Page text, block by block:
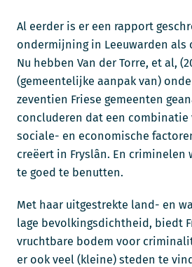
Al eerder is er een rapport
ondermijning in Leeuwarden als
Nu hebben Van der Torre, et al,
(gemeentelijke aanpak van)
zeventien Friese gemeenten
concluderen dat een
sociale- en economische
creëert in Fryslân. En criminelen
te goed te benutten.
Met haar uitgestrekte land- en
lage bevolkingsdichtheid, biedt
vruchtbare bodem voor
er ook veel (kleine) steden te